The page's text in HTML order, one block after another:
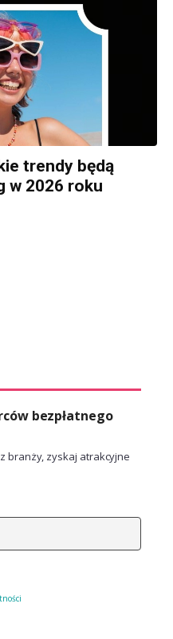
trendy będą
w 2026 roku
bezpłatnego
branży, zyskaj atrakcyjne